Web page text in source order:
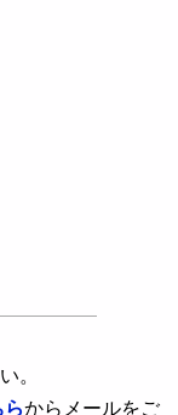
。
らからメールをご